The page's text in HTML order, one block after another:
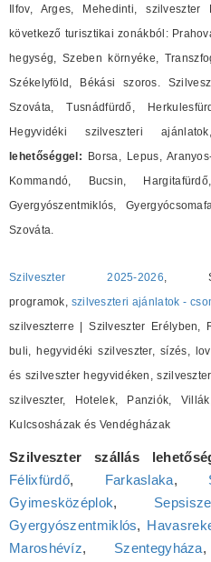
Ilfov, Arges, Mehedinti,
következő turisztikai zonákból:
hegység, Szeben környéke,
Székelyföld, Békási szoros.
Szováta, Tusnádfürdő,
Hegyvidéki szilveszteri
lehetőséggel: Borsa, Lepus,
Kommandó, Bucsin,
Gyergyószentmiklós,
Szováta.
Szilveszter 2025-2026,
programok, szilveszteri ajánlatok -
szilveszterre | Szilveszter Erélyben,
buli, hegyvidéki szilveszter, sízés,
és szilveszter hegyvidéken,
szilveszter, Hotelek, Panziók,
Kulcsosházak és Vendégházak
Szilveszter szállás
Félixfürdő, Farkaslaka,
Gyimesközéplok,
Gyergyószentmiklós,
Maroshévíz, Szentegyháza